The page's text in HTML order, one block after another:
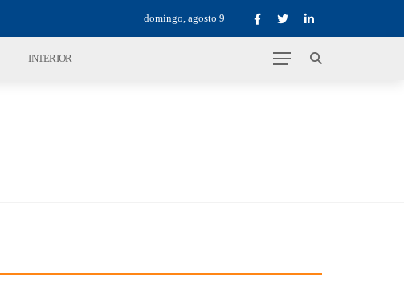
domingo, agosto 9
INTERIOR